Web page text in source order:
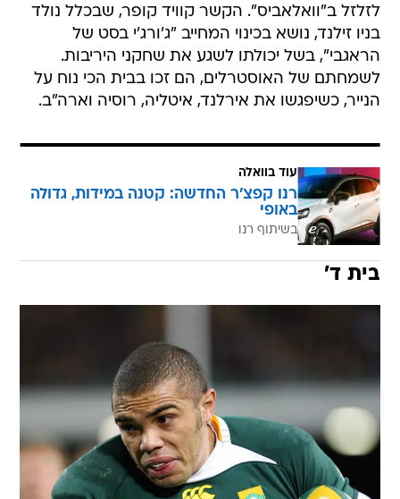
לזלזל ב"וואלאביס". הקשר קוויד קופר, שבכלל נולד
בניו זילנד, נושא בכינוי המחייב "ג'ורג'י בסט של
הראגבי", בשל יכולתו לשגע את שחקני היריבות.
לשמחתם של האוסטרלים, הם זכו בבית הכי נוח על
הנייר, כשיפגשו את אירלנד, איטליה, רוסיה וארה"ב.
עוד בוואלה
רנו קפצ'ר החדשה: קטנה במידות, גדולה
באופי
בשיתוף רנו
בית ד'